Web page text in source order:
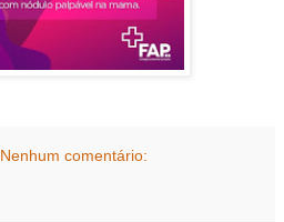
Nenhum comentário: